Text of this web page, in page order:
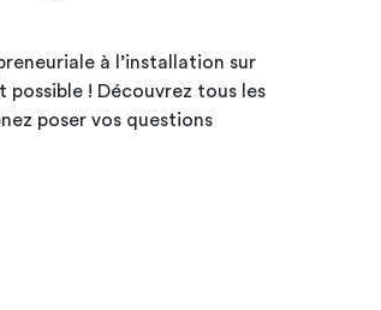
à l’installation sur
possible ! Découvrez tous les
poser vos questions